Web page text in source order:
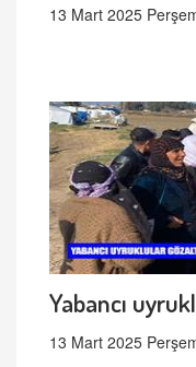
13 Mart 2025
Yabancı
13 Mart 2025